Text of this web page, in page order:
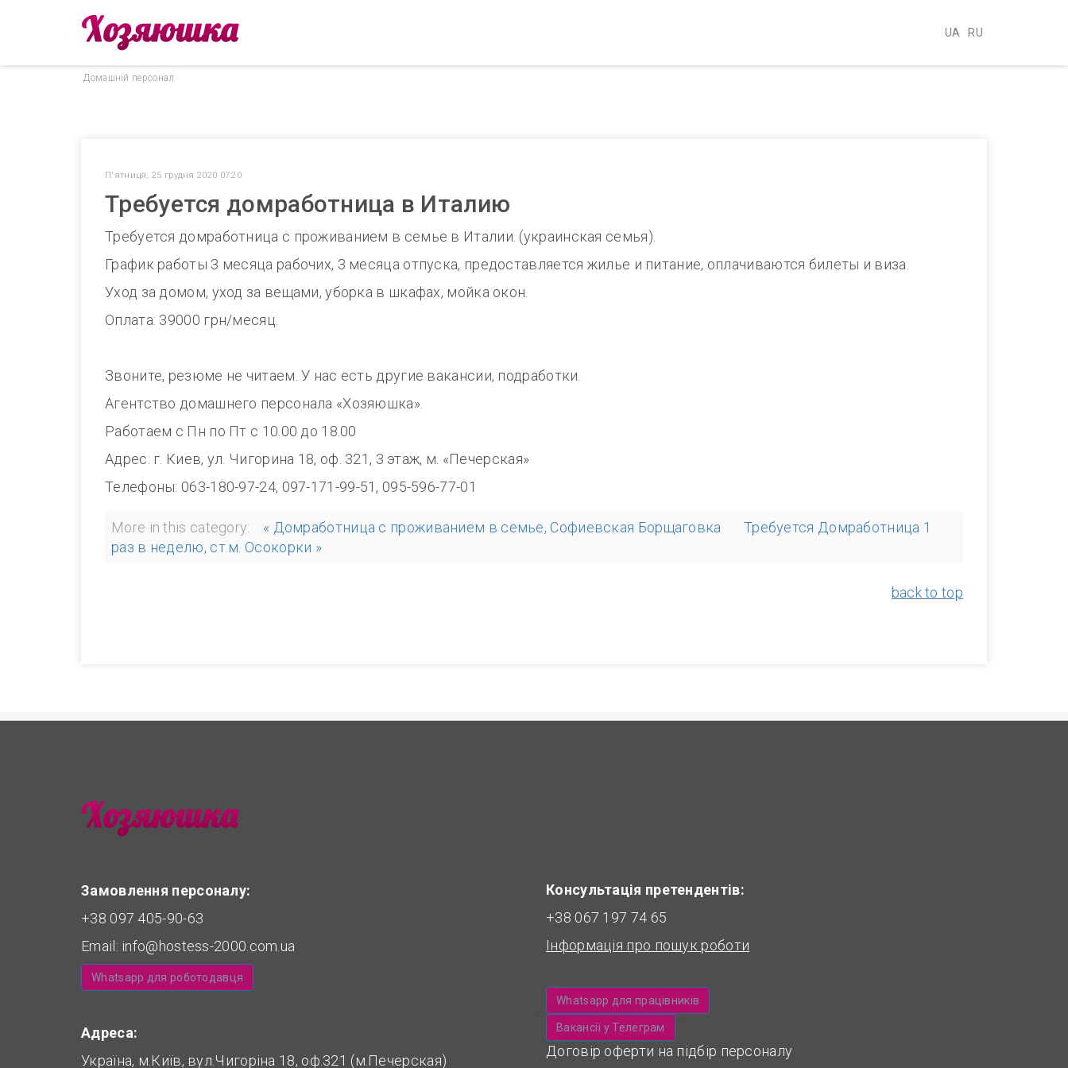
UA RU
Домашнiй персонал
П'ятниця, 25 грудня 2020 07:20
Требуется домработница в Италию
Требуется домработница с проживанием в семье в Италии. (украинская семья).
График работы 3 месяца рабочих, 3 месяца отпуска, предоставляется жилье и питание, оплачиваются билеты и виза.
Уход за домом, уход за вещами, уборка в шкафах, мойка окон.
Оплата: 39000 грн/месяц.
Звоните, резюме не читаем. У нас есть другие вакансии, подработки.
Агентство домашнего персонала «Хозяюшка».
Работаем с Пн по Пт с 10.00 до 18.00
Адрес: г. Киев, ул. Чигорина 18, оф. 321, 3 этаж, м. «Печерская»
Телефоны: 063-180-97-24, 097-171-99-51, 095-596-77-01
More in this category: « Домработница с проживанием в семье, Софиевская Борщаговка
Требуется Домработница 1
раз в неделю, ст.м. Осокорки »
back to top
Замовлення персоналу:
+38 097 405-90-63
Email: info@hostess-2000.com.ua
Whatsapp для роботодавця
Адреса:
Україна, м.Київ, вул.Чигоріна 18, оф.321 (м.Печерская)
Консультація претендентів:
+38 067 197 74 65
Інформація про пошук роботи
Whatsapp для працівників
Вакансії у Телеграм
Договір оферти на підбір персоналу